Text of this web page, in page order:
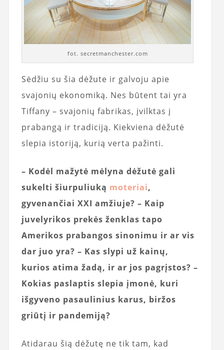
fot. secretmanchester.com
Sėdžiu su šia dėžute ir galvoju apie
svajonių ekonomiką. Nes būtent tai yra
Tiffany – svajonių fabrikas, įvilktas į
prabangą ir tradiciją. Kiekviena dėžutė
slepia istoriją, kurią verta pažinti.
– Kodėl mažytė mėlyna dėžutė gali
sukelti šiurpuliuką moteriai,
gyvenančiai XXI amžiuje? – Kaip
juvelyrikos prekės ženklas tapo
Amerikos prabangos sinonimu ir ar vis
dar juo yra? – Kas slypi už kainų,
kurios atima žadą, ir ar jos pagrįstos? –
Kokias paslaptis slepia įmonė, kuri
išgyveno pasaulinius karus, biržos
griūtį ir pandemiją?
Atidarau šią dėžutę ne tik tam, kad